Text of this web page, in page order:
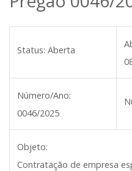
Status: Aberta
Número/Ano:
0046/2025
Objeto:
Contratação de empresa